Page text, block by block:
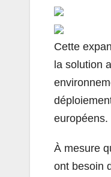
Cette
la solution
européens.
À mesure
ont besoin